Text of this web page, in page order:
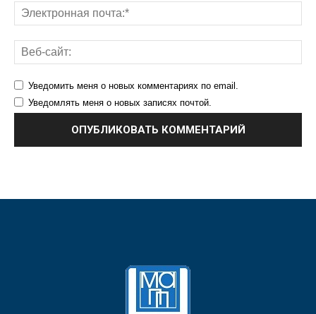
Уведомить меня о новых комментариях по email.
Уведомлять меня о новых записях почтой.